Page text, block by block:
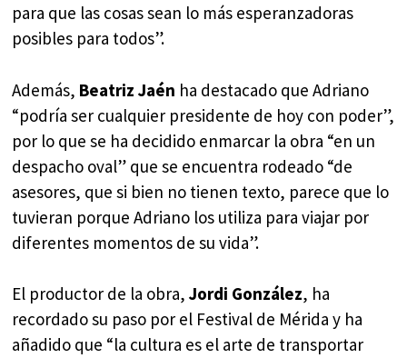
para que las cosas sean lo más esperanzadoras
posibles para todos”.
Además, Beatriz Jaén ha destacado que Adriano
“podría ser cualquier presidente de hoy con poder”,
por lo que se ha decidido enmarcar la obra “en un
despacho oval” que se encuentra rodeado “de
asesores, que si bien no tienen texto, parece que lo
tuvieran porque Adriano los utiliza para viajar por
diferentes momentos de su vida”.
El productor de la obra,Jordi González, ha
recordado su paso por el Festival de Mérida y ha
añadido que “la cultura es el arte de transportar